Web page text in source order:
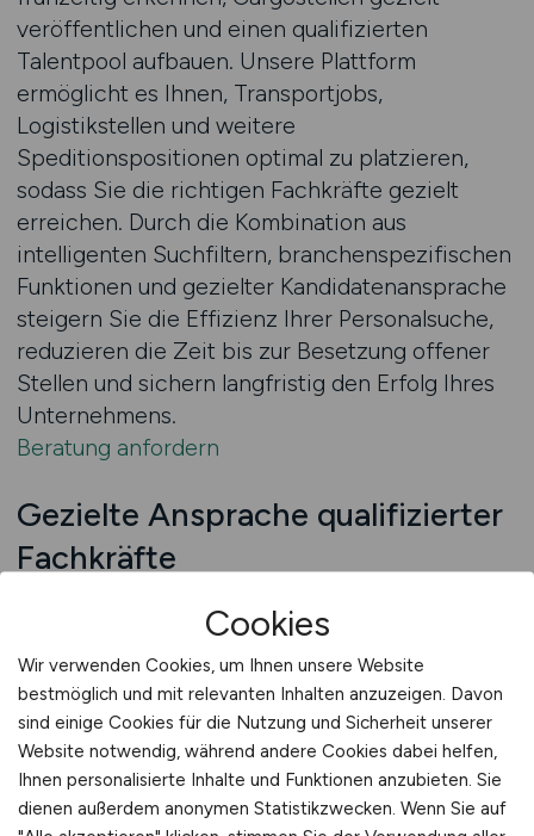
veröffentlichen und einen qualifizierten
Talentpool aufbauen. Unsere Plattform
ermöglicht es Ihnen, Transportjobs,
Logistikstellen und weitere
Speditionspositionen optimal zu platzieren,
sodass Sie die richtigen Fachkräfte gezielt
erreichen. Durch die Kombination aus
intelligenten Suchfiltern, branchenspezifischen
Funktionen und gezielter Kandidatenansprache
steigern Sie die Effizienz Ihrer Personalsuche,
reduzieren die Zeit bis zur Besetzung offener
Stellen und sichern langfristig den Erfolg Ihres
Unternehmens.
Beratung anfordern
Gezielte Ansprache qualifizierter
Fachkräfte
die passenden Kandidaten aktiv anzusprechen.
Die Plattform analysiert Bewerberprofile und
ermöglicht eine gezielte Kontaktaufnahme mit
Personen, die bereits Interesse an Jobs im
Transportwesen und in der Logistik gezeigt
haben. Dies erhöht die Qualität der
Bewerbungen, reduziert Streuverluste und
Cookies
Wir verwenden Cookies, um Ihnen unsere Website
bestmöglich und mit relevanten Inhalten anzuzeigen. Davon
sind einige Cookies für die Nutzung und Sicherheit unserer
Website notwendig, während andere Cookies dabei helfen,
Ihnen personalisierte Inhalte und Funktionen anzubieten. Sie
dienen außerdem anonymen Statistikzwecken. Wenn Sie auf